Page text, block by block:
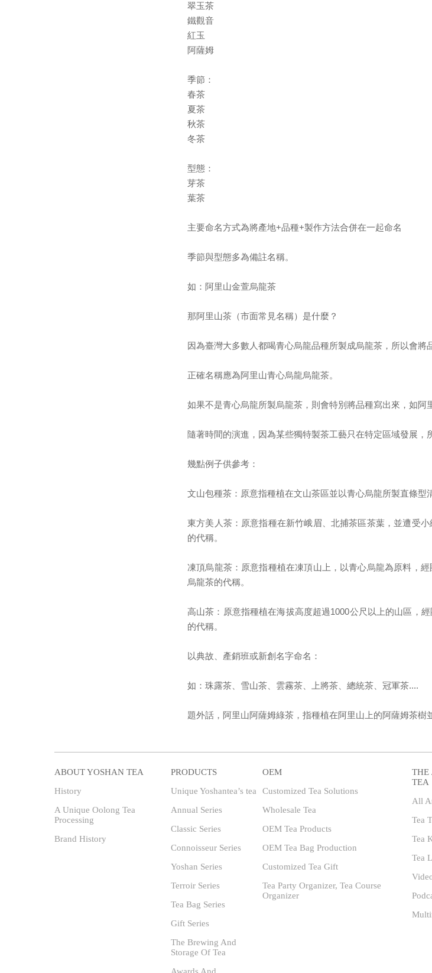
翠玉茶
鐵觀音
紅玉
阿薩姆
季節：
春茶
夏茶
秋茶
冬茶
型態：
芽茶
葉茶
主要命名方式為將產地+品種+製作方法合併在一起命名
季節與型態多為備註名稱。
如：阿里山金萱烏龍茶
那阿里山茶（市面常見名稱）是什麼？
因為臺灣大多數人都喝青心烏龍品種所製成烏龍茶，所以會將
正確名稱應為阿里山青心烏龍烏龍茶。
如果不是青心烏龍所製烏龍茶，則會特別將品種寫出來，如阿
隨著時間的演進，因為某些獨特製茶工藝只在特定區域發展，
幾點例子供參考：
文山包種茶：原意指種植在文山茶區並以青心烏龍所製直條型
東方美人茶：原意指種在新竹峨眉、北捕茶區茶葉，並遭受
的代稱。
凍頂烏龍茶：原意指種植在凍頂山上，以青心烏龍為原料，
烏龍茶的代稱。
高山茶：原意指種植在海拔高度超過1000公尺以上的山區，
的代稱。
以典故、產銷班或新創名字命名：
如：珠露茶、雪山茶、雲霧茶、上將茶、總統茶、冠軍茶....
題外話，阿里山阿薩姆綠茶，指種植在阿里山上的阿薩姆茶樹
ABOUT YOSHAN TEA
History
A Unique Oolong Tea
Processing
Brand History
PRODUCTS
Unique Yoshantea’s tea
Annual Series
Classic Series
Connoisseur Series
Yoshan Series
Terroir Series
Tea Bag Series
Gift Series
The Brewing And
Storage Of Tea
OEM
Customized Tea Solutions
Wholesale Tea
OEM Tea Products
OEM Tea Bag Production
Customized Tea Gift
Tea Party Organizer, Tea Course
Organizer
THE
TEA
All
Tea
Tea
Tea